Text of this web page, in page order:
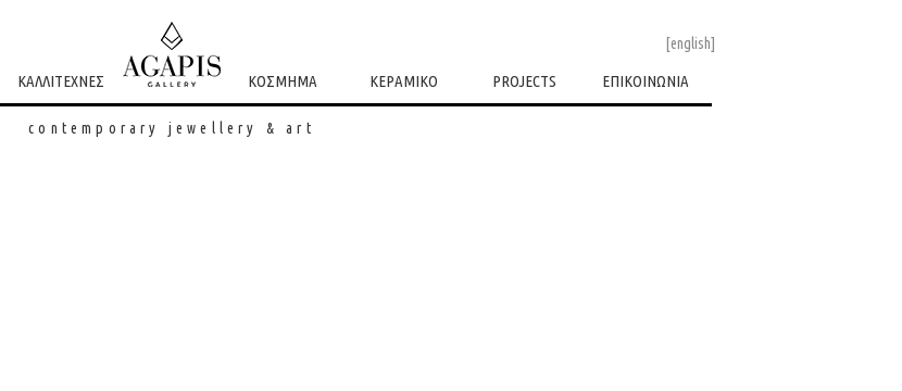
[english]
ΚΑΛΛΙΤΕΧΝΕΣ ΚΟΣΜΗΜΑ ΚΕΡΑΜΙΚΟ PROJECTS ΕΠΙΚΟΙΝΩΝΙΑ
contemporary jewellery & art